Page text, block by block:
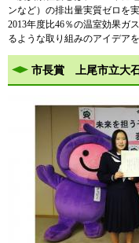
ンなど）の排出量実質ゼロを
2013年度比46％の温室効果ガ
るような取り組みのアイデア
市長賞 上尾市立大